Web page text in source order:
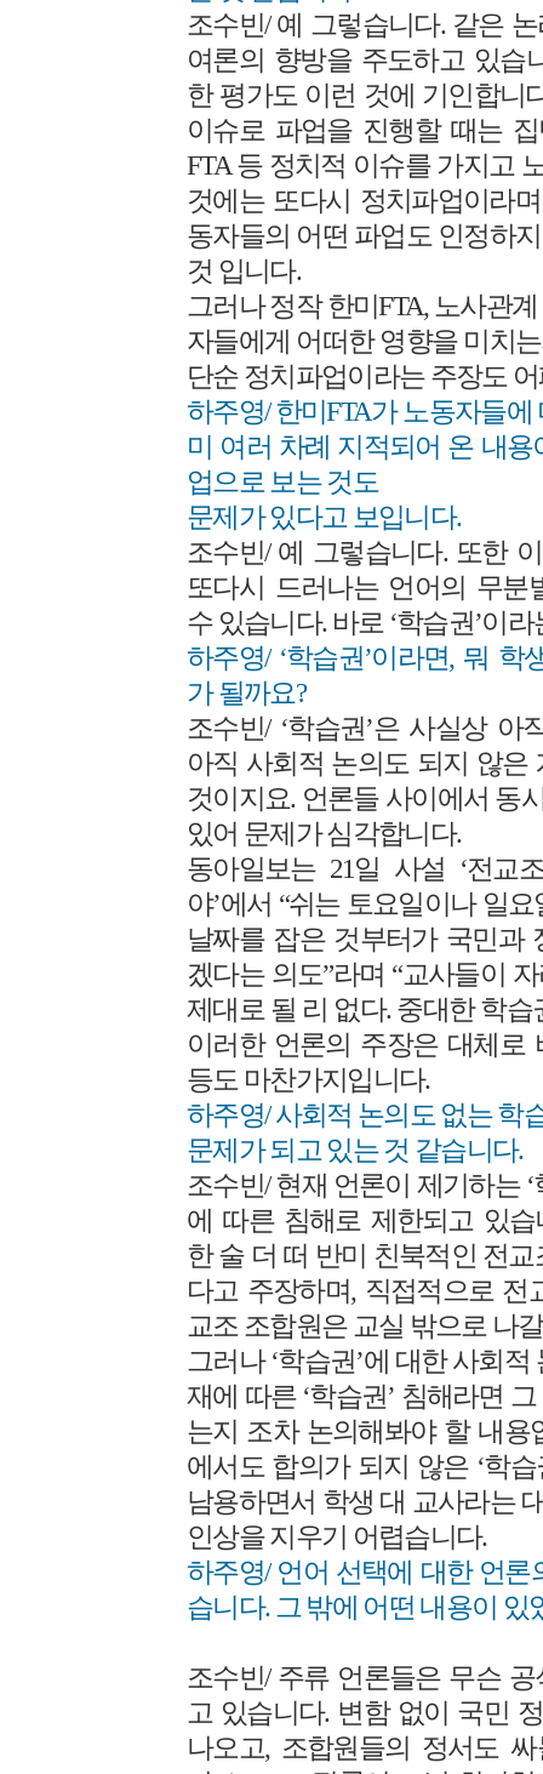
조수빈/ 예 그렇습니다. 같은
여론의 향방을 주도하고 있습
한 평가도 이런 것에 기인합니
이슈로 파업을 진행할 때는
FTA 등 정치적 이슈를 가지고
것에는 또다시 정치파업이라
동자들의 어떤 파업도 인정하
것 입니다.
그러나 정작 한미FTA, 노사관
자들에게 어떠한 영향을 미치
단순 정치파업이라는 주장도
하주영/ 한미FTA가 노동자들
미 여러 차례 지적되어 온 내
업으로 보는 것도
문제가 있다고 보입니다.
조수빈/ 예 그렇습니다. 또한
또다시 드러나는 언어의 무
수 있습니다. 바로 ‘학습권’이
하주영/ ‘학습권’이라면, 뭐
가 될까요?
조수빈/ ‘학습권’은 사실상
아직 사회적 논의도 되지 않은
것이지요. 언론들 사이에서 동
있어 문제가 심각합니다.
동아일보는 21일 사설 ‘전교
야’에서 “쉬는 토요일이나 일
날짜를 잡은 것부터가 국민과
겠다는 의도”라며 “교사들이
제대로 될 리 없다. 중대한 학
이러한 언론의 주장은 대체로
등도 마찬가지입니다.
하주영/ 사회적 논의도 없는 학
문제가 되고 있는 것 같습니다.
조수빈/ 현재 언론이 제기하는
에 따른 침해로 제한되고 있
한 술 더 떠 반미 친북적인 전
다고 주장하며, 직접적으로 전
교조 조합원은 교실 밖으로 나
그러나 ‘학습권’에 대한 사회
재에 따른 ‘학습권’ 침해라면
는지 조차 논의해봐야 할 내용
에서도 합의가 되지 않은 ‘학
남용하면서 학생 대 교사라는
인상을 지우기 어렵습니다.
하주영/ 언어 선택에 대한 언
습니다. 그 밖에 어떤 내용이 있
조수빈/ 주류 언론들은 무슨
고 있습니다. 변함 없이 국민
나오고, 조합원들의 정서도